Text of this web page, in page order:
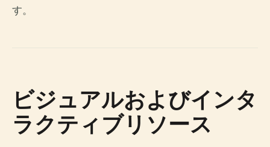
す。
ビジュアルおよびインタ
ラクティブリソース